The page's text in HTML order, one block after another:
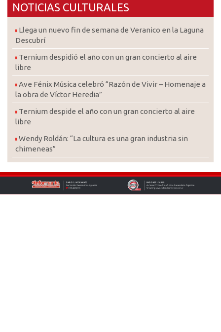
NOTICIAS CULTURALES
Llega un nuevo fin de semana de Veranico en la Laguna
Descubrí
Ternium despidió el año con un gran concierto al aire
libre
Ave Fénix Música celebró “Razón de Vivir – Homenaje a
la obra de Víctor Heredia”
Ternium despide el año con un gran concierto al aire
libre
Wendy Roldán: “La cultura es una gran industria sin
chimeneas”